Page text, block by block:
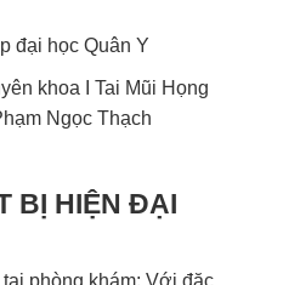
đại học Quân Y
khoa I Tai Mũi Họng
Ngọc Thạch
BỊ HIỆN ĐẠI